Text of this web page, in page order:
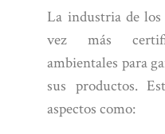
La industria de los
vez más
ambientales para
sus productos.
aspectos como: